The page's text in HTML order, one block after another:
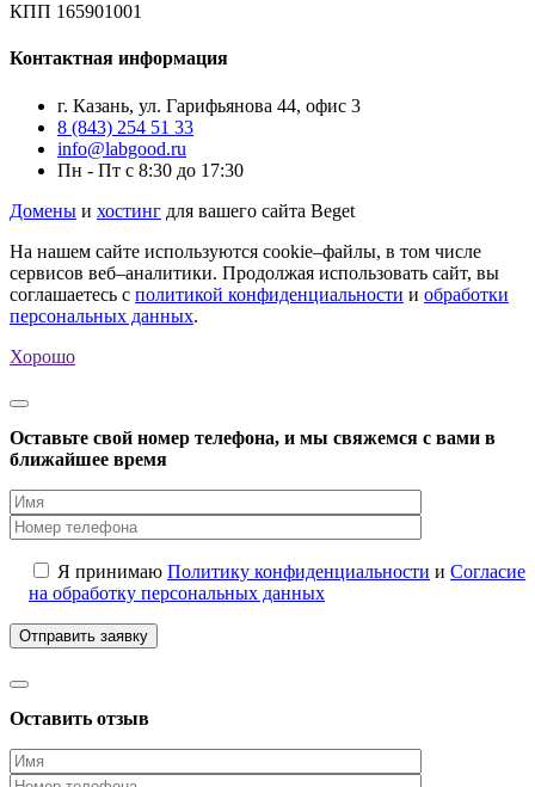
КПП 165901001
Контактная информация
г. Казань, ул. Гарифьянова 44, офис 3
8 (843) 254 51 33
info@labgood.ru
Пн - Пт с 8:30 до 17:30
Домены и хостинг для вашего сайта Beget
На нашем сайте используются cookie–файлы, в том числе
сервисов веб–аналитики. Продолжая использовать сайт, вы
соглашаетесь с политикой конфиденциальности и обработки
персональных данных.
Хорошо
Оставьте свой номер телефона, и мы свяжемся с вами в
ближайшее время
Я принимаю Политику конфиденциальности и Согласие
на обработку персональных данных
Оставить отзыв